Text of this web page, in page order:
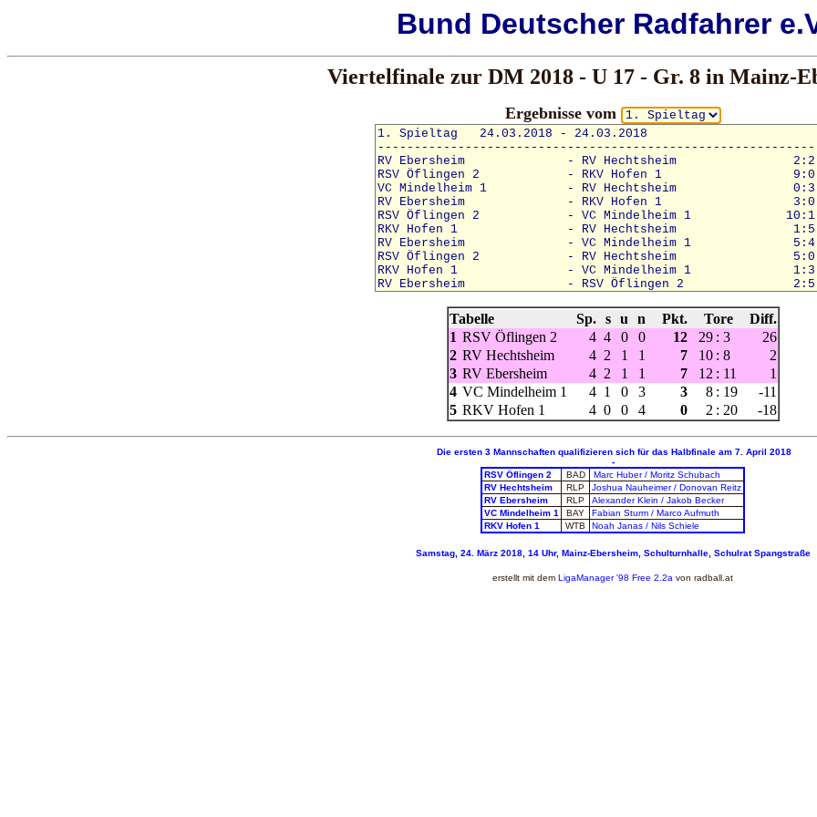
Bund Deutscher Radfahrer
Viertelfinale zur DM 2018 - U 17 - Gr. 8 in Mainz-
Ergebnisse vom
Tabelle Sp. s u n Pkt. Tore
Diff.
1 RSV Öflingen 2 4 4 0 0 12 29 : 3
26
2 RV Hechtsheim 4 2 1 1 7 10 : 8
2
3 RV Ebersheim 4 2 1 1 7 12 : 11
1
4 VC Mindelheim 1 4 1 0 3 3 8 : 19
-11
5 RKV Hofen 1 4 0 0 4 0 2 : 20 -18
Die ersten 3 Mannschaften qualifizieren sich für das Halbfinale am 7. April 2018
-
RSV Öflingen 2
BAD
Marc Huber / Moritz Schubach
RV Hechtsheim
RLP
Joshua Nauheimer / Donovan Reitz
RV Ebersheim
RLP
Alexander Klein / Jakob Becker
VC Mindelheim 1
BAY
Fabian Sturm / Marco Aufmuth
RKV Hofen 1
WTB Noah Janas / Nils Schiele
Samstag, 24. März 2018, 14 Uhr, Mainz-Ebersheim, Schulturnhalle, Schulrat Spangstraße
erstellt mit dem LigaManager'98 Free 2.2a von radball.at